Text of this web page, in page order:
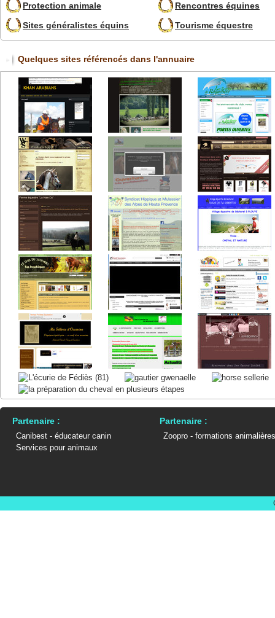
Protection animale
Sites généralistes équins
Rencontres équines
Tourisme équestre
Quelques sites référencés dans l'annuaire
Partenaire :
Canibest - éducateur canin
Services pour animaux
Partenaire :
Zoopro - formations animalières